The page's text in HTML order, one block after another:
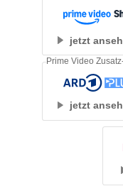
jetzt
jetzt
Prime Video